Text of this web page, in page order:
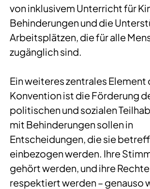
von inklusivem Unterricht für
Behinderungen und die
Arbeitsplätzen, die für alle
zugänglich sind.
Ein weiteres zentrales Element
Konvention ist die Förderung
politischen und sozialen
mit Behinderungen sollen in
Entscheidungen, die sie
einbezogen werden. Ihre
gehört werden, und ihre
respektiert werden – genauso